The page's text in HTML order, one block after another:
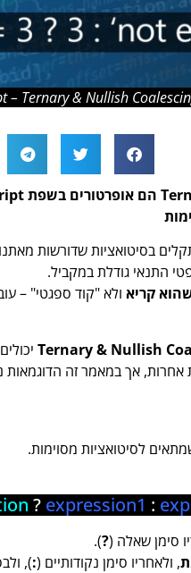
– Ternary & Nullish
בסיטואציות שדורשות מאתנו
התנאי גודלת במקביל.
קריא ולא "קוד ספגטי" –
Ternary& Nullish
אחרות, אך במאמר זה
לסיטואציות מסוימות.
? expression1 :
סימן שאלה (?
).
, ולאחריו סימן נקודותיים (:
),